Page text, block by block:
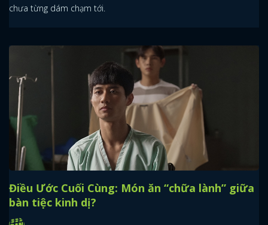
chưa từng dám chạm tới.
Điều Ước Cuối Cùng: Món ăn “chữa lành” giữa
bàn tiệc kinh dị?